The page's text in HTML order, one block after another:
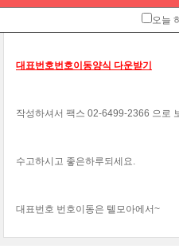
오늘
10월 17일부터 시행되는 대표번호 번
대표번호번호이동양식 다운받기
작성하셔서 팩스 02-6499-2366 으로
수고하시고 좋은하루되세요.
대표번호 번호이동은 텔모아에서~